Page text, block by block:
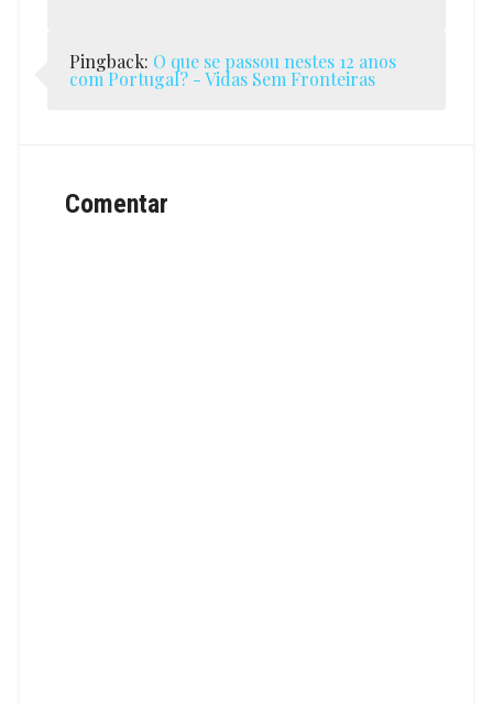
Pingback: O que se passou nestes 12 anos
com Portugal? - Vidas Sem Fronteiras
Comentar